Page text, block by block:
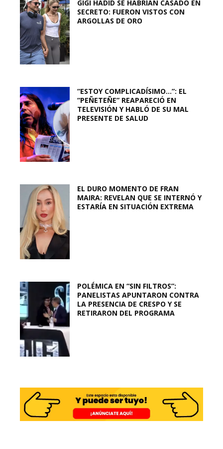
GIGI HADID SE HABRÍAN CASADO EN
SECRETO: FUERON VISTOS CON
ARGOLLAS DE ORO
“ESTOY COMPLICADÍSIMO…”: EL
“PEÑETEÑE” REAPARECIÓ EN
TELEVISIÓN Y HABLÓ DE SU MAL
PRESENTE DE SALUD
EL DURO MOMENTO DE FRAN
MAIRA: REVELAN QUE SE INTERNÓ Y
ESTARÍA EN SITUACIÓN EXTREMA
POLÉMICA EN “SIN FILTROS”:
PANELISTAS APUNTARON CONTRA
LA PRESENCIA DE CRESPO Y SE
RETIRARON DEL PROGRAMA